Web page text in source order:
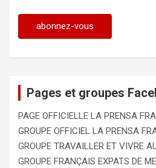
Pages et groupes
PAGE OFFICIELLE LA PRENSA
GROUPE OFFICIEL LA PRENSA
GROUPE TRAVAILLER ET VIVRE
GROUPE FRANÇAIS EXPATS DE